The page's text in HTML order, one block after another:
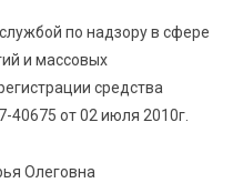
четвертая смена:
школьникам
по надзору в сфере
и массовых
средства
от 02 июля 2010г.
Олеговна